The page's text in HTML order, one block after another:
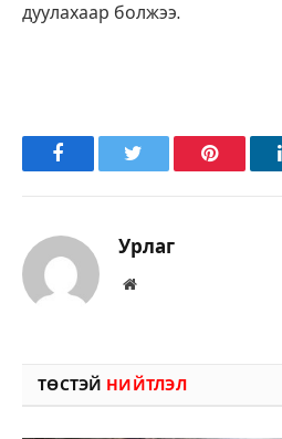
дуулахаар болжээ.
FacebookTwitter Pinterest
Урлаг
Вэбсайт
ТӨСТЭЙ НИЙТЛЭЛ